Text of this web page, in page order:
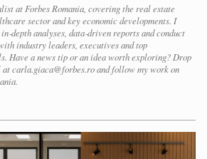
at Forbes Romania, covering the real estate
sector and key economic developments. I
analyses, data‑driven reports and conduct
industry leaders, executives and top
Have a news tip or an idea worth exploring? Drop
at carla.giaca@forbes.ro and follow my work on